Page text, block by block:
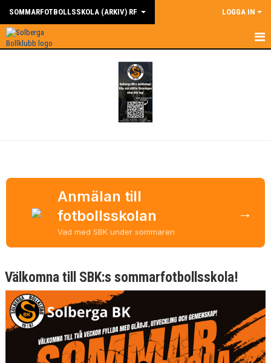
SOMMARFOTBOLLSSKOLA (ARKIV) RF LOGGA IN
Anmälan till
fotbollsskolan
Vad med SBK under sommaren
→
Välkomna till SBK:s sommarfotbollsskola!